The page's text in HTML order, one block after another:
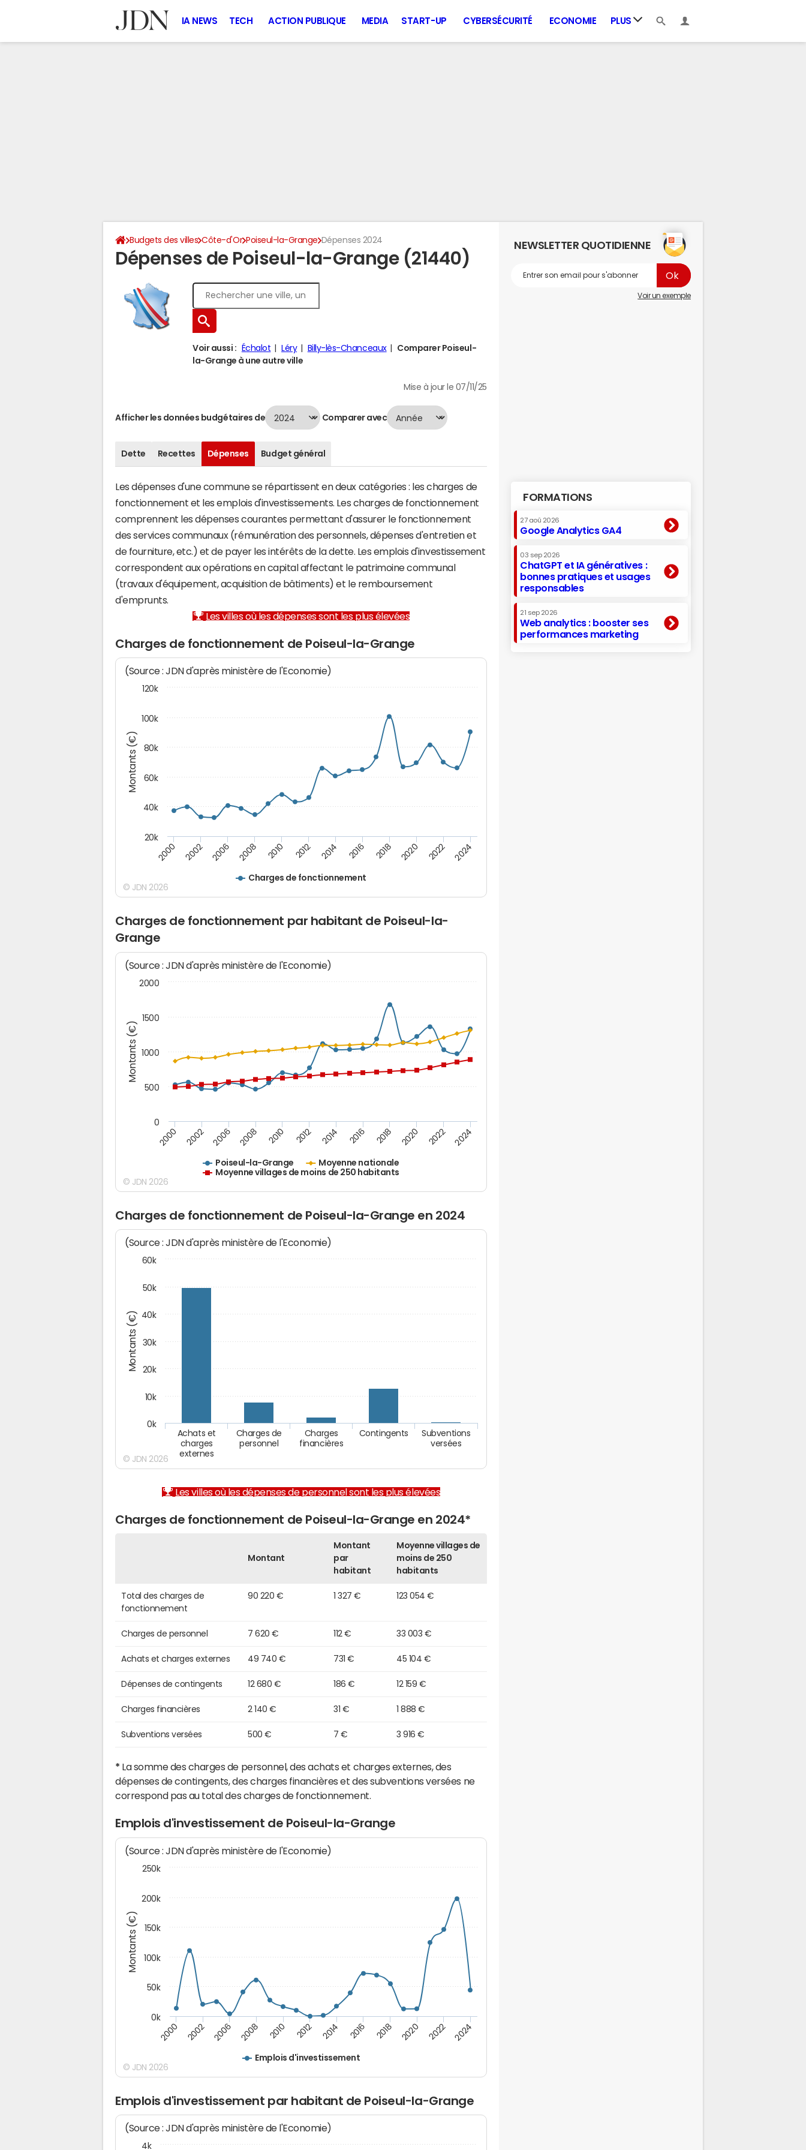
IA NEWS TECH ACTION PUBLIQUE MEDIA START-UP CYBERSÉCURITÉ ECONOMIE PLUS
Budgets des villes Côte-d'Or Poiseul-la-Grange Dépenses 2024
Dépenses de Poiseul-la-Grange (21440)
Voir aussi : Échalot Léry Billy-lès-Chanceaux
Comparer Poiseul-
la-Grange à une autre ville
Mise à jour le 07/11/25
Afficher les données budgétaires de Comparer avec
Dette Recettes Dépenses Budget général
Les dépenses d'une commune se répartissent en deux catégories : les charges de
fonctionnement et les emplois d'investissements. Les charges de fonctionnement
comprennent les dépenses courantes permettant d'assurer le fonctionnement
des services communaux (rémunération des personnels, dépenses d'entretien et
de fourniture, etc.) et de payer les intérêts de la dette. Les emplois d'investissement
correspondent aux opérations en capital affectant le patrimoine communal
(travaux d'équipement, acquisition de bâtiments) et le remboursement
d'emprunts.
Les villes où les dépenses sont les plus élevées
Charges de fonctionnement de Poiseul-la-Grange
Montants (€)
(Source : JDN d'après ministère de l'Economie)
Charges de fonctionnement
2000 2002 2006 2008 2010 2012 2014 2016 2018 2020 2022 2024
20k
40k
60k
80k
100k
120k
© JDN 2026
Charges de fonctionnement par habitant de Poiseul-la-
Grange
Montants (€)
(Source : JDN d'après ministère de l'Economie)
Poiseul-la-Grange
Moyenne nationale
Moyenne villages de moins de 250 habitants
2000 2002 2006 2008 2010 2012 2014 2016 2018 2020 2022 2024
0
500
1000
1500
2000
© JDN 2026
Charges de fonctionnement de Poiseul-la-Grange en 2024
Montants (€)
(Source : JDN d'après ministère de l'Economie)
Achats et
charges
externes
Charges de
personnel
Charges
financières
Contingents
Subventions
versées
0k
10k
20k
30k
40k
50k
60k
© JDN 2026
Les villes où les dépenses de personnel sont les plus élevées
Charges de fonctionnement de Poiseul-la-Grange en 2024*
Montant
Montant
par
habitant
Moyenne villages de
moins de 250
habitants
Total des charges de
fonctionnement
90 220 € 1 327 € 123 054 €
Charges de personnel 7 620 € 112 € 33 003 €
Achats et charges externes 49 740 € 731 € 45 104 €
Dépenses de contingents 12 680 € 186 € 12 159 €
Charges financières 2 140 € 31 € 1 888 €
Subventions versées 500 € 7 € 3 916 €
* La somme des charges de personnel, des achats et charges externes, des
dépenses de contingents, des charges financières et des subventions versées ne
correspond pas au total des charges de fonctionnement.
Emplois d'investissement de Poiseul-la-Grange
Montants (€)
(Source : JDN d'après ministère de l'Economie)
Emplois d'investissement
2000 2002 2006 2008 2010 2012 2014 2016 2018 2020 2022 2024
0k
50k
100k
150k
200k
250k
© JDN 2026
Emplois d'investissement par habitant de Poiseul-la-Grange
(Source : JDN d'après ministère de l'Economie)
4k
NEWSLETTER QUOTIDIENNE
Voir un exemple
FORMATIONS
27 aoû 2026
Google Analytics GA4
03 sep 2026
ChatGPT et IA génératives :
bonnes pratiques et usages
responsables
21 sep 2026
Web analytics : booster ses
performances marketing